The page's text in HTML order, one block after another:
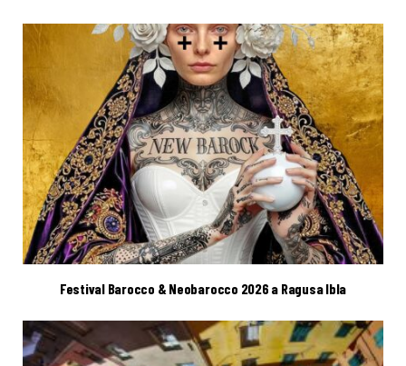
Festival Barocco & Neobarocco 2026 a Ragusa Ibla